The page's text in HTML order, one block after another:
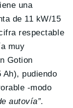
una
de 11 kW/15
respectable
muy
Gotion
pudiendo
-modo
autovía”.